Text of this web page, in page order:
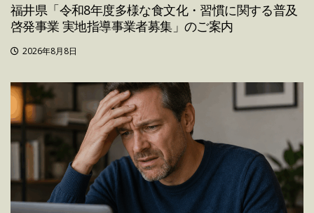
福井県「令和8年度多様な食文化・習慣に関する普及
啓発事業 実地指導事業者募集」のご案内
2026年8月8日